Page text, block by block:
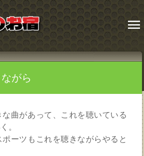
menu
がら
曲があって、これを聴いている
。
ーツもこれを聴きながらやると